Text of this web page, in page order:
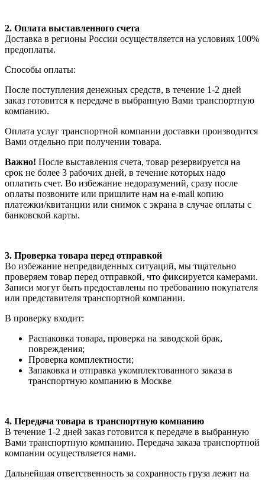
2. Оплата выставленного счета
Доставка в регионы России осуществляется на условиях 100%
предоплаты.
Способы оплаты:
После поступления денежных средств, в течение 1-2 дней
заказ готовится к передаче в выбранную Вами транспортную
компанию.
Оплата услуг транспортной компании доставки производится
Вами отдельно при получении товара.
Важно! После выставления счета, товар резервируется на
срок не более 3 рабочих дней, в течение которых надо
оплатить счет. Во избежание недоразумений, сразу после
оплаты позвоните или пришлите нам на e-mail копию
платежки/квитанции или снимок с экрана в случае оплаты с
банковской карты.
3. Проверка товара перед отправкой
Во избежание непредвиденных ситуаций, мы тщательно
проверяем товар перед отправкой, что фиксируется камерами.
Записи могут быть предоставлены по требованию покупателя
или представителя транспортной компании.
В проверку входит:
Распаковка товара, проверка на заводской брак,
повреждения;
Проверка комплектности;
Запаковка и отправка укомплектованного заказа в
транспортную компанию в Москве
4. Передача товара в транспортную компанию
В течение 1-2 дней заказ готовится к передаче в выбранную
Вами транспортную компанию. Передача заказа транспортной
компании осуществляется нами.
Дальнейшая ответственность за сохранность груза лежит на